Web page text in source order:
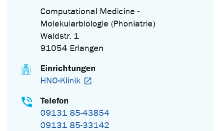
Computational Medicine -
Molekularbiologie (Phoniatrie)
Waldstr. 1
91054 Erlangen
Einrichtungen
HNO-Klinik
Telefon
09131 85-43854
09131 85-33142